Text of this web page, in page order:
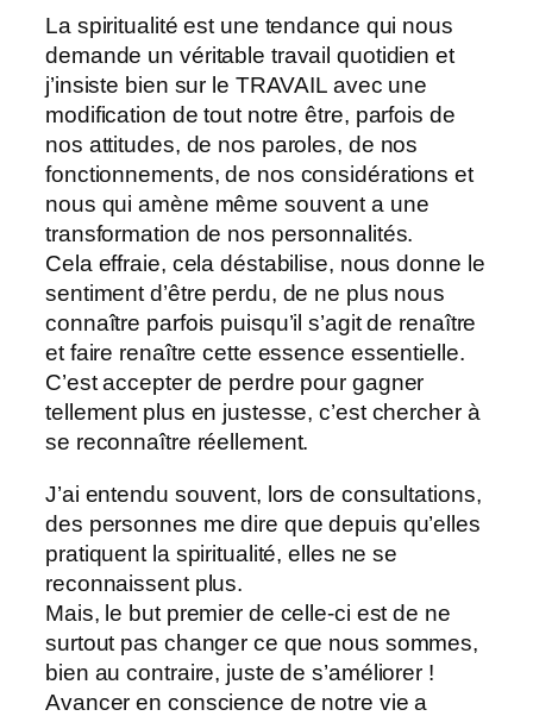
La spiritualité est une tendance qui nous
demande un véritable travail quotidien et
j’insiste bien sur le TRAVAIL avec une
modification de tout notre être, parfois de
nos attitudes, de nos paroles, de nos
fonctionnements, de nos considérations et
nous qui amène même souvent a une
transformation de nos personnalités.
Cela effraie, cela déstabilise, nous donne le
sentiment d’être perdu, de ne plus nous
connaître parfois puisqu’il s’agit de renaître
et faire renaître cette essence essentielle.
C’est accepter de perdre pour gagner
tellement plus en justesse, c’est chercher à
se reconnaître réellement.
J’ai entendu souvent, lors de consultations,
des personnes me dire que depuis qu’elles
pratiquent la spiritualité, elles ne se
reconnaissent plus.
Mais, le but premier de celle-ci est de ne
surtout pas changer ce que nous sommes,
bien au contraire, juste de s’améliorer !
Avancer en conscience de notre vie a